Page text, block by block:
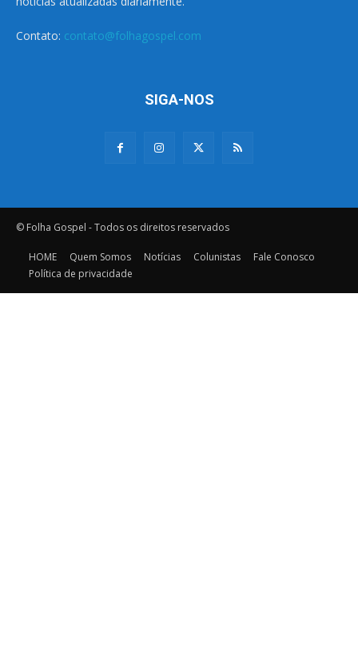
Contato: contato@folhagospel.com
SIGA-NOS
© Folha Gospel - Todos os direitos reservados
HOME Quem Somos Notícias Colunistas
Fale Conosco
Política de privacidade